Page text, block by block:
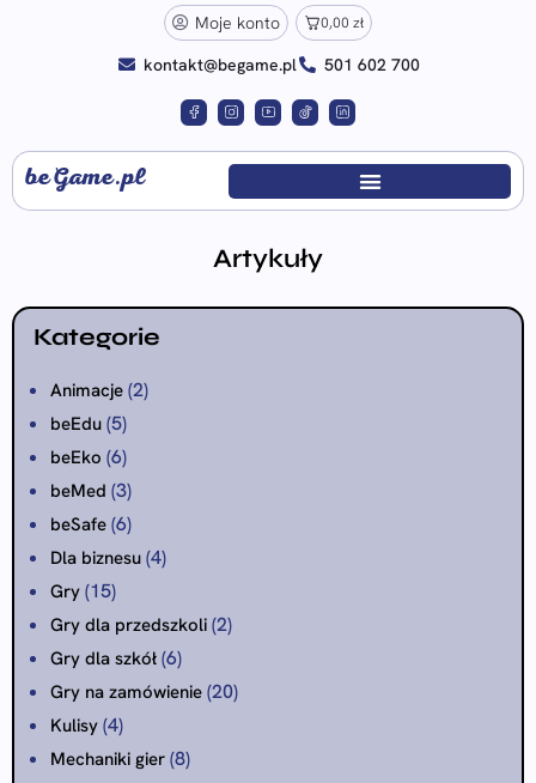
Moje konto 0,00 zł
kontakt@begame.pl 501 602 700
beGame.pl
Artykuły
Kategorie
Animacje (2)
beEdu (5)
beEko (6)
beMed (3)
beSafe (6)
Dla biznesu (4)
Gry (15)
Gry dla przedszkoli (2)
Gry dla szkół (6)
Gry na zamówienie (20)
Kulisy (4)
Mechaniki gier (8)